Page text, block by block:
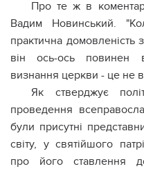
Про те ж в
Вадим Новинський.
практична домовленість
він ось-ось повинен
визнання церкви - це не
Як стверджує
проведення
були присутні
світу, у святійшого
про його ставлення